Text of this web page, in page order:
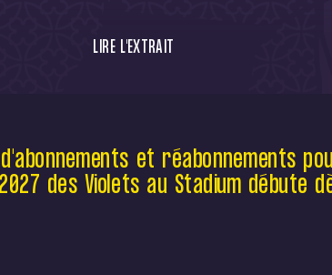
LIRE L'EXTRAIT
depuis 14 ans. Le Club lance sa
d’abonnements 2026-2027 dès
28 mai, avec plus de matchs inclus,
services, des avantages
et réabonnements
des Violets au Stadium débute